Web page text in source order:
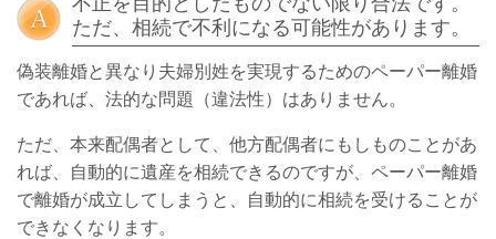
ただ、相続で不利になる可能性があります。
偽装離婚と異なり夫婦別姓を実現するためのペーパー離婚
であれば、法的な問題（違法性）はありません。
ただ、本来配偶者として、他方配偶者にもしものことがあ
れば、自動的に遺産を相続できるのですが、ペーパー離婚
で離婚が成立してしまうと、自動的に相続を受けることが
できなくなります。